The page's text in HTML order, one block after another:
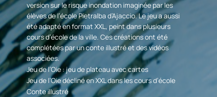
version sur le risque inondation imaginée par les
élèves de l’école Pietralba d’Ajaccio. Le jeu a aussi
été adapté en format XXL, peint dans plusieurs
cours d’école de la ville. Ces créations ont été
complétées par un conte illustré et des vidéos
associées.
Jeu de l’Oie : jeu de plateau avec cartes
Jeu de l’Oie décliné en XXL dans les cours d’école
Conte illustré